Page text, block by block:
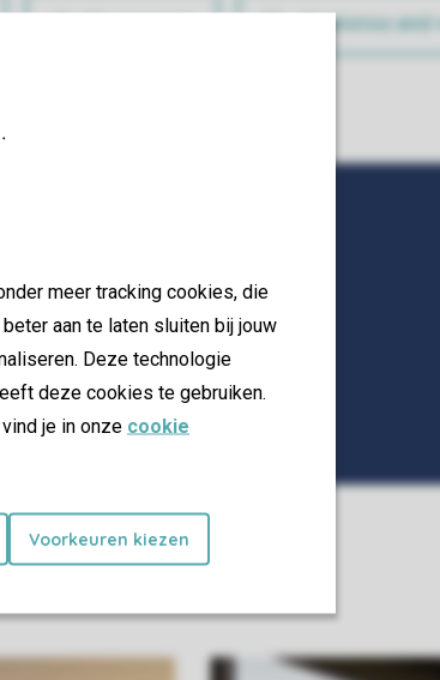
meer tracking cookies, die
aan te laten sluiten bij jouw
Deze technologie
deze cookies te gebruiken.
je in onze cookie
Voorkeuren kiezen
All photos and